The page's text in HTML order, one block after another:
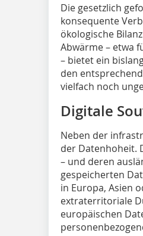
Die gesetzlich
konsequente
ökologische
Abwärme – etwa
– bietet ein
den
vielfach noch
Digitale
Neben der
der Daten­hoheit.
– und deren
gespeicherten
in Europa, Asien
extraterritoriale
europäischen